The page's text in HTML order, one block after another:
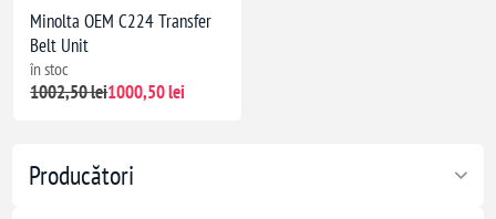
Producători
Minolta OEM C224 Transfer
Belt Unit
în stoc
1002,50 lei1000,50 lei